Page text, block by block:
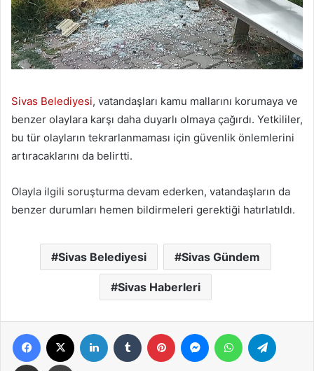
Sivas Belediyesi, vatandaşları kamu mallarını korumaya ve
benzer olaylara karşı daha duyarlı olmaya çağırdı. Yetkililer,
bu tür olayların tekrarlanmaması için güvenlik önlemlerini
artıracaklarını da belirtti.
Olayla ilgili soruşturma devam ederken, vatandaşların da
benzer durumları hemen bildirmeleri gerektiği hatırlatıldı.
Sivas Belediyesi Sivas Gündem
Sivas Haberleri
Facebook LinkedIn Tumblr Pinterest MessengerWhatsApp
E-Posta ile paylaş Yazdır